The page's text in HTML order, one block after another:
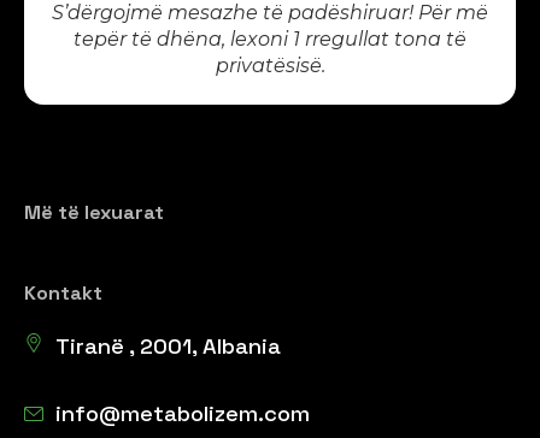
S’dërgojmë mesazhe të padëshiruar! Për më
tepër të dhëna, lexoni 1 rregullat tona të
privatësisë.
Më të lexuarat
Kontakt
Tiranë , 2001, Albania
info@metabolizem.com